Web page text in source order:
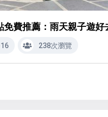
免費推薦：雨天親子遊好
238次瀏覽